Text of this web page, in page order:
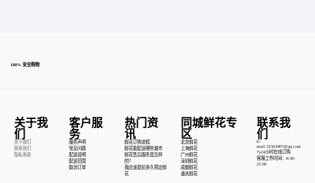
100% 安全购物
关于我
们
关于我们
联系我们
隐私条款
客户服
务
服务声明
常见问题
配送说明
配送范围
取消订单
热门资
讯
鲜花订购流程
鲜花能配送哪些城市
鲜花售后服务是怎样
的？
我应该提前多久预定鲜
花
同城鲜花专
区
北京鲜花
上海鲜花
广州鲜花
深圳鲜花
成都鲜花
重庆鲜花
联系我
们
E-
mail:31563407@qq.com
7x24小时在线订购
客服工作时间：8:30-
21:00